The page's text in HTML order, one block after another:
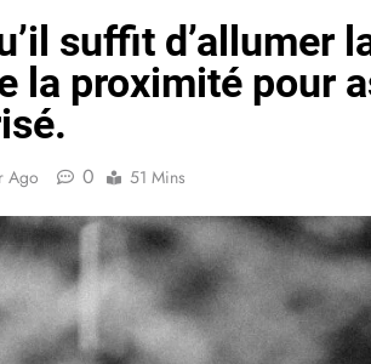
suffit d’allumer
la proximité pour
Ago 0 51 Mins